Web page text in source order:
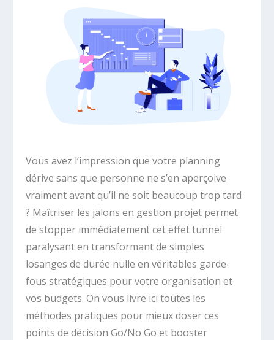
Vous avez l’impression que votre planning
dérive sans que personne ne s’en aperçoive
vraiment avant qu’il ne soit beaucoup trop tard
? Maîtriser les jalons en gestion projet permet
de stopper immédiatement cet effet tunnel
paralysant en transformant de simples
losanges de durée nulle en véritables garde-
fous stratégiques pour votre organisation et
vos budgets. On vous livre ici toutes les
méthodes pratiques pour mieux doser ces
points de décision Go/No Go et booster